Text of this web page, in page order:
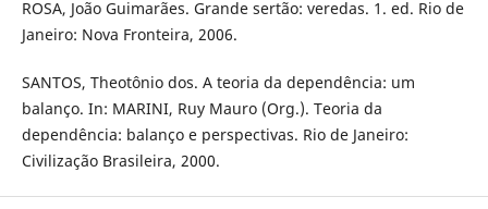
ROSA, João Guimarães. Grande sertão: veredas. 1. ed. Rio de
Janeiro: Nova Fronteira, 2006.
SANTOS, Theotônio dos. A teoria da dependência: um
balanço. In: MARINI, Ruy Mauro (Org.). Teoria da
dependência: balanço e perspectivas. Rio de Janeiro:
Civilização Brasileira, 2000.